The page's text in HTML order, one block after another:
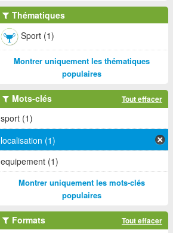
Thématiques
Sport (1)
Montrer uniquement les thématiques
populaires
Mots-clés Tout effacer
sport (1)
localisation (1)
equipement (1)
Montrer uniquement les mots-clés
populaires
Formats Tout effacer